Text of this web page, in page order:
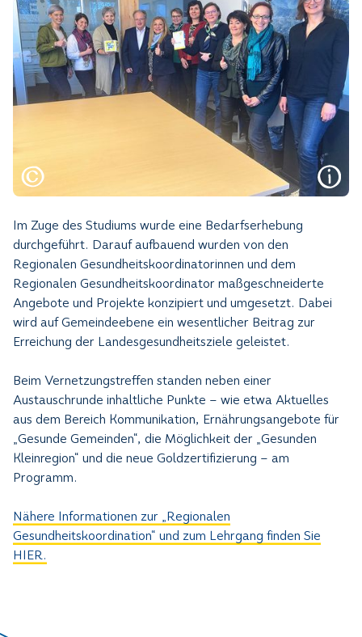
Im Zuge des Studiums wurde eine Bedarfserhebung
durchgeführt. Darauf aufbauend wurden von den
Regionalen Gesundheitskoordinatorinnen und dem
Regionalen Gesundheitskoordinator maßgeschneiderte
Angebote und Projekte konzipiert und umgesetzt. Dabei
wird auf Gemeindeebene ein wesentlicher Beitrag zur
Erreichung der Landesgesundheitsziele geleistet.
Beim Vernetzungstreffen standen neben einer
Austauschrunde inhaltliche Punkte – wie etwa Aktuelles
aus dem Bereich Kommunikation, Ernährungsangebote für
„Gesunde Gemeinden“, die Möglichkeit der „Gesunden
Kleinregion“ und die neue Goldzertifizierung – am
Programm.
Nähere Informationen zur „Regionalen
Gesundheitskoordination“ und zum Lehrgang finden Sie
HIER.